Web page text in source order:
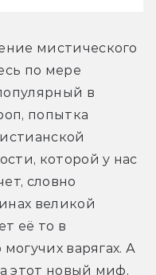
мистического
по мере
в
попытка
которой у нас
словно
великой
её то в
варягах. А
этот новый миф,